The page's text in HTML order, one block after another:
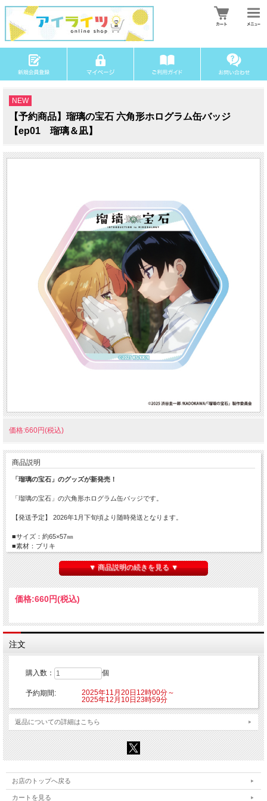
NEW
【予約商品】瑠璃の宝石 六角形ホログラム缶バッジ
【ep01 瑠璃＆凪】
価格:660円(税込)
商品説明
「瑠璃の宝石」のグッズが新発売！
「瑠璃の宝石」の六角形ホログラム缶バッジです。
【発送予定】 2026年1月下旬頃より随時発送となります。
■サイズ：約65×57㎜
■素材：ブリキ
【ご注意】
※こちらの商品はご注文時にクレジットカード決済承認（課金）を行います。予め
ご了承ください。
※他の商品を一緒にご購入した場合もご注文時にカード決済承認（課金）を行いま
す。
い。
※他商品と一緒に購入した場合、予約商品と一緒に発送となります。
©2025 渋谷圭一郎/KADOKAWA/「瑠璃の宝石」製作委員会
▼ 商品説明の続きを見る ▼
価格:660円(税込)
注文
購入数： 個
予約期間:
2025年11月20日12時00分～
2025年12月10日23時59分
返品についての詳細はこちら
お店のトップへ戻る
カートを見る